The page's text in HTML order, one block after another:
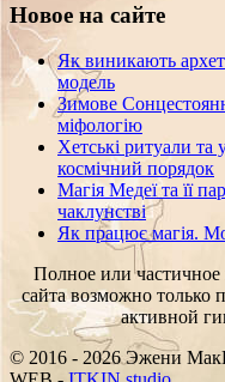
Новое на сайте
Як виникають
модель
Зимове
міфологію
Хетські ритуали та
космічний порядок
Магія Медеї та її
чаклунстві
Як працює магія.
Полное или частичное
сайта возможно только
активной
© 2016 - 2026 Эжени